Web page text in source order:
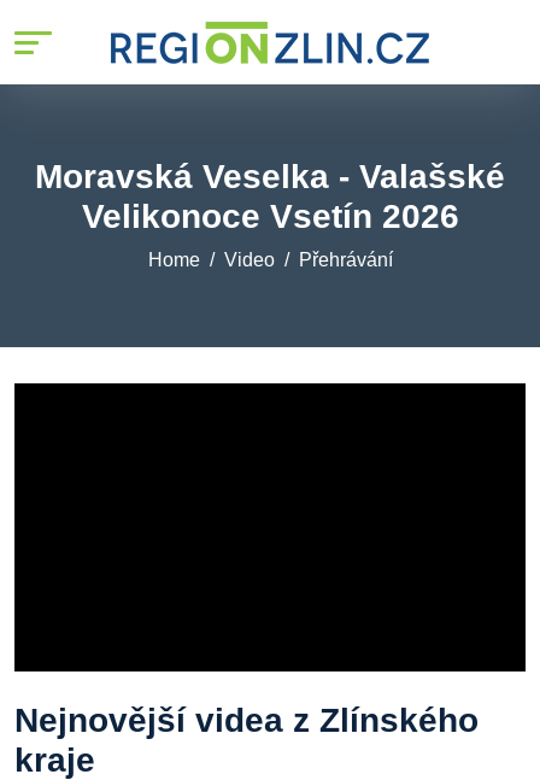
Moravská Veselka - Valašské
Velikonoce Vsetín 2026
Home Video Přehrávání
Nejnovější videa z Zlínského
kraje